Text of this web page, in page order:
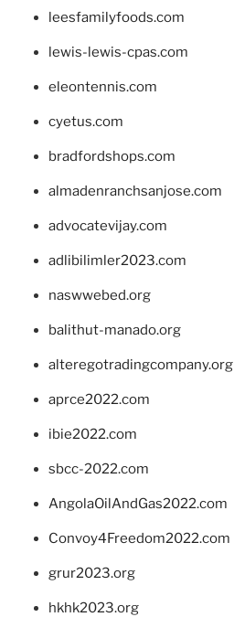
leesfamilyfoods.com
lewis-lewis-cpas.com
eleontennis.com
cyetus.com
bradfordshops.com
almadenranchsanjose.com
advocatevijay.com
adlibilimler2023.com
naswwebed.org
balithut-manado.org
alteregotradingcompany.org
aprce2022.com
ibie2022.com
sbcc-2022.com
AngolaOilAndGas2022.com
Convoy4Freedom2022.com
grur2023.org
hkhk2023.org